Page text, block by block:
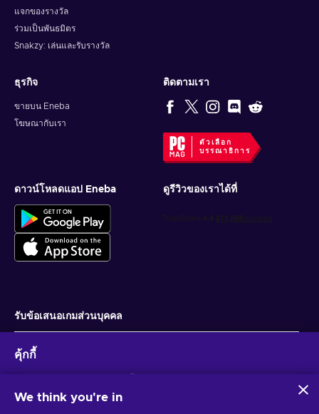
แจกของรางวัล
ร่วมเป็นพันธมิตร
Snakzy: เล่นและรับรางวัล
ธุรกิจ
ขายบน Eneba
โฆษณากับเรา
ติดตามเรา
ตัวเลือก
บรรณาธิการ
ดาวน์โหลดแอป Eneba ดูรีวิวของเราได้ที่
รับข้อเสนอเกมส่วนบุคคล
คุ้กกี้
รวบรวมและวิเคราะห์ข้อมูลเกี่ยวกับผู้ใช้เว็บไซต์นี้ เราใช้ข้อมูลนี้เพื่อ
We think you're in